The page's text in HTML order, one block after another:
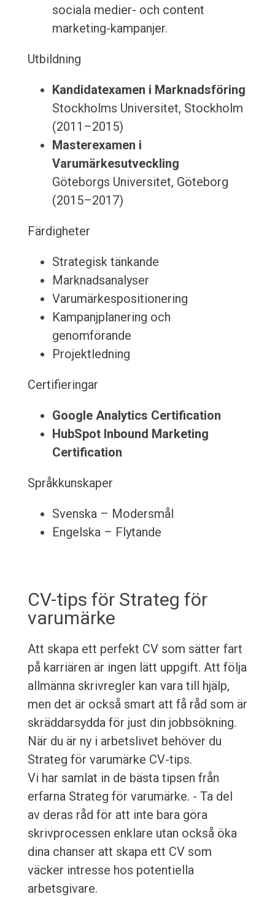
sociala medier- och content
marketing-kampanjer.
Utbildning
Kandidatexamen i Marknadsföring
Stockholms Universitet, Stockholm
(2011–2015)
Masterexamen i
Varumärkesutveckling
Göteborgs Universitet, Göteborg
(2015–2017)
Färdigheter
Strategisk tänkande
Marknadsanalyser
Varumärkespositionering
Kampanjplanering och
genomförande
Projektledning
Certifieringar
Google Analytics Certification
HubSpot Inbound Marketing
Certification
Språkkunskaper
Svenska – Modersmål
Engelska – Flytande
CV-tips för Strateg för
varumärke
Att skapa ett perfekt CV som sätter fart
på karriären är ingen lätt uppgift. Att följa
allmänna skrivregler kan vara till hjälp,
men det är också smart att få råd som är
skräddarsydda för just din jobbsökning.
När du är ny i arbetslivet behöver du
Strateg för varumärke CV-tips.
Vi har samlat in de bästa tipsen från
erfarna Strateg för varumärke. - Ta del
av deras råd för att inte bara göra
skrivprocessen enklare utan också öka
dina chanser att skapa ett CV som
väcker intresse hos potentiella
arbetsgivare.